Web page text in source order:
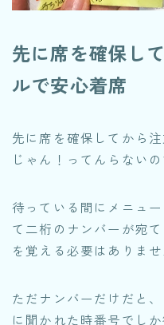
先に席を確保し
ルで安心着席
先に席を確保してから
じゃん！ってんらない
待っている間にメニュ
て二桁のナンバーが宛
を覚える必要はありませ
ただナンバーだけだと
に聞かれた時番号でし